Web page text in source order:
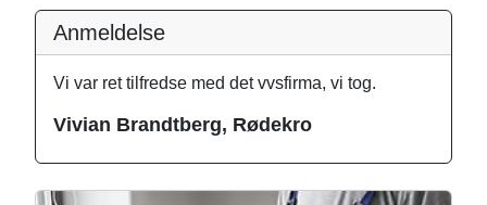
Anmeldelse
Vi var ret tilfredse med det vvsfirma, vi tog.
Vivian Brandtberg, Rødekro